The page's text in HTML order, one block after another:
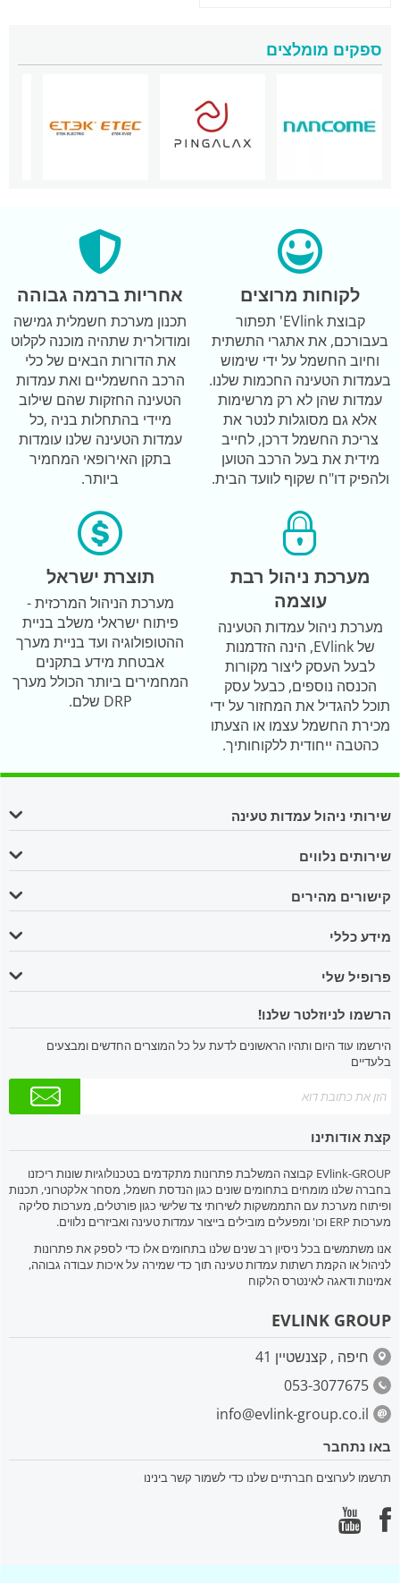
ספקים מומלצים
לקוחות מרוצים
קבוצת EVlink' תפתור
בעבורכם, את אתגרי התשתית
וחיוב החשמל על ידי שימוש
בעמדות הטעינה החכמות שלנו.
עמדות שהן לא רק מרשימות
אלא גם מסוגלות לנטר את
צריכת החשמל דרכן, לחייב
מידית את בעל הרכב הטוען
ולהפיק דו"ח שקוף לוועד הבית.
אחריות ברמה גבוהה
תכנון מערכת חשמלית גמישה
ומודולרית שתהיה מוכנה לקלוט
את הדורות הבאים של כלי
הרכב החשמליים ואת עמדות
הטעינה החזקות שהם שילוב
מיידי בהתחלות בניה ,כל
עמדות הטעינה שלנו עומדות
בתקן האירופאי המחמיר
ביותר.
מערכת ניהול רבת
עוצמה
מערכת ניהול עמדות הטעינה
של EVlink, הינה הזדמנות
לבעל העסק ליצור מקורות
הכנסה נוספים, כבעל עסק
תוכל להגדיל את המחזור על ידי
מכירת החשמל עצמו או הצעתו
כהטבה ייחודית ללקוחותיך.
תוצרת ישראל
מערכת הניהול המרכזית -
פיתוח ישראלי משלב בניית
ההטופולוגיה ועד בניית מערך
אבטחת מידע בתקנים
המחמירים ביותר הכולל מערך
DRP שלם.
שירותי ניהול עמדות טעינה
שירותים נלווים
קישורים מהירים
מידע כללי
פרופיל שלי
הרשמו לניוזלטר שלנו!
הירשמו עוד היום ותהיו הראשונים לדעת על כל המוצרים החדשים ומבצעים
בלעדיים
קצת אודותינו
EVlink-GROUP קבוצה המשלבת פתרונות מתקדמים בטכנולוגיות שונות ריכזנו
בחברה שלנו מומחים בתחומים שונים כגון הנדסת חשמל, מסחר אלקטרוני, תכנות
ופיתוח מערכת עם התממשקות לשירותי צד שלישי כגון פורטלים, מערכות סליקה
מערכות ERP וכו' ומפעלים מובילים בייצור עמדות טעינה ואביזרים נלווים.
אנו משתמשים בכל ניסיון רב שנים שלנו בתחומים אלו כדי לספק את פתרונות
לניהול או הקמת רשתות עמדות טעינה תוך כדי שמירה על איכות עבודה גבוהה,
אמינות ודאגה לאינטרס הלקוח
EVLINK GROUP
חיפה , קצנשטיין 41
053-3077675
info@evlink-group.co.il
באו נתחבר
תרשמו לערוצים חברתיים שלנו כדי לשמור קשר בינינו